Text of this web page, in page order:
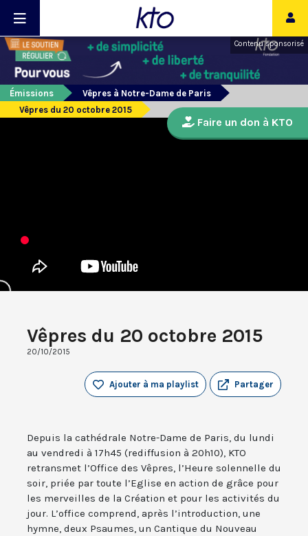
Contenu sponsorisé
Émissions
Vêpres à Notre-Dame de Paris
Vêpres du 20 octobre 2015
Vêpres du 20 octobre 2015
20/10/2015
Partager
Ajouter à ma playlist
Depuis la cathédrale Notre-Dame de Paris, du lundi
au vendredi à 17h45 (rediffusion à 20h10), KTO
retransmet l’Office des Vêpres, l’Heure solennelle du
soir, priée par toute l’Eglise en action de grâce pour
les merveilles de la Création et pour les activités du
jour. L’office comprend, après l’introduction, une
hymne, deux Psaumes, un Cantique du Nouveau
Faire un don à KTO